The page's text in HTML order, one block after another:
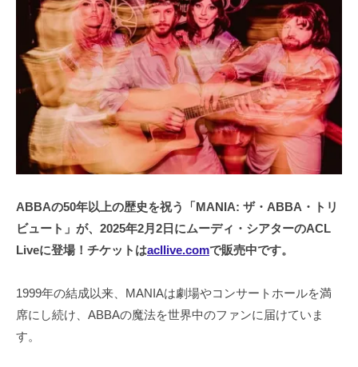
ABBAの50年以上の歴史を祝う「MANIA: ザ・ABBA・トリ
ビュート」が、2025年2月2日にムーディ・シアターのACL
Liveに登場！チケットはacllive.comで販売中です。
1999年の結成以来、MANIAは劇場やコンサートホールを満
席にし続け、ABBAの魔法を世界中のファンに届けていま
す。